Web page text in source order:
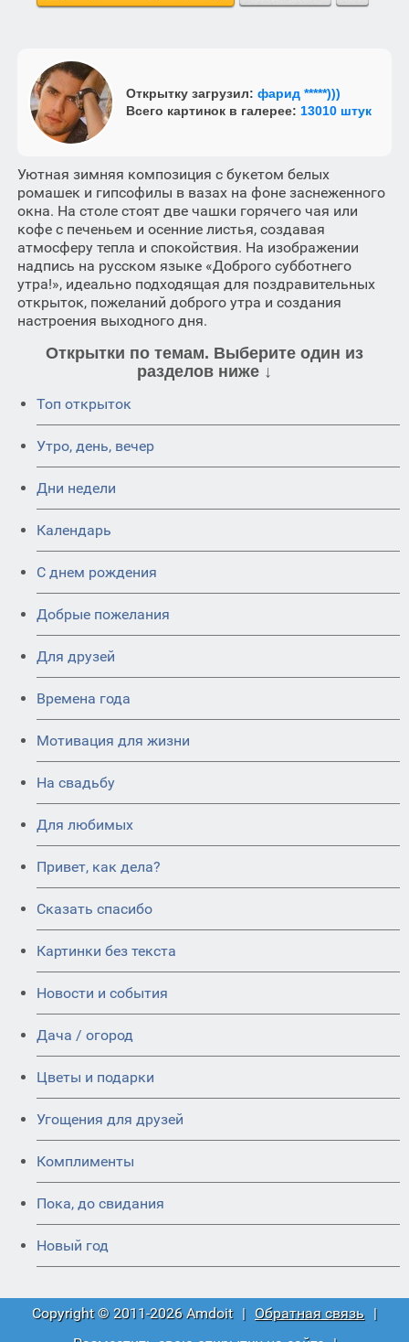
Открытку загрузил: фарид *****)))
Всего картинок в галерее: 13010 штук
Уютная зимняя композиция с букетом белых
ромашек и гипсофилы в вазах на фоне заснеженного
окна. На столе стоят две чашки горячего чая или
кофе с печеньем и осенние листья, создавая
атмосферу тепла и спокойствия. На изображении
надпись на русском языке «Доброго субботнего
утра!», идеально подходящая для поздравительных
открыток, пожеланий доброго утра и создания
настроения выходного дня.
Открытки по темам. Выберите один из
разделов ниже ↓
Топ открыток
Утро, день, вечер
Дни недели
Календарь
C днем рождения
Добрые пожелания
Для друзей
Времена года
Мотивация для жизни
На свадьбу
Для любимых
Привет, как дела?
Сказать спасибо
Картинки без текста
Новости и события
Дача / огород
Цветы и подарки
Угощения для друзей
Комплименты
Пока, до свидания
Новый год
Copyright © 2011-2026 Amdoit | Обратная связь |